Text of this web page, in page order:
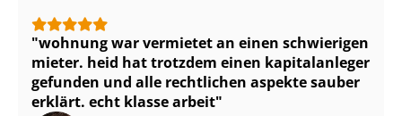
wohnung war vermietet an einen schwierigen
mieter. heid hat trotzdem einen kapitalanleger
gefunden und alle rechtlichen aspekte sauber
erklärt. echt klasse arbeit